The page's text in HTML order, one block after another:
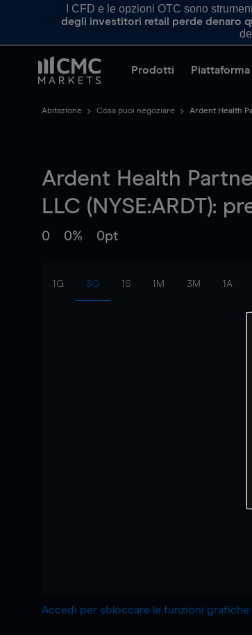
I CFD e le opzioni OTC sono
degli investitori retail perde denaro
Prodotti Piattaforma
Abitazione Cosa puoi negoziare Ardent Health
Ardent Health
LLC (NYSE:ARDT):
0 0% 0pt
1G 3G 1S 1M 3M 1A
Accedi per sbloccare le funzioni grafiche